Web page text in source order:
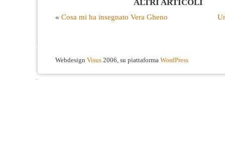
ALTRI ARTICOLI
« Cosa mi ha insegnato Vera Gheno
Webdesign Visus 2006, su piattaforma WordPress